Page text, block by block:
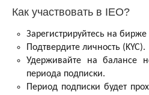
Как участвовать в IEO?
Зарегистрируйтесь на бирже
Подтвердите личность (KYC).
Удерживайте на балансе
периода подписки.
Период подписки будет